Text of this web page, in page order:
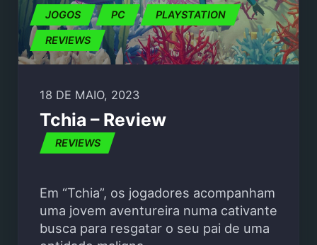
JOGOS PC PLAYSTATION
REVIEWS
18 DE MAIO, 2023
Tchia – Review
REVIEWS
Em “Tchia”, os jogadores acompanham
uma jovem aventureira numa cativante
busca para resgatar o seu pai de uma